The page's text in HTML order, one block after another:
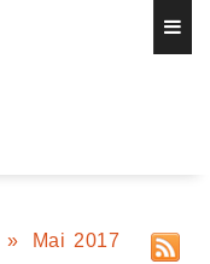
» Mai 2017